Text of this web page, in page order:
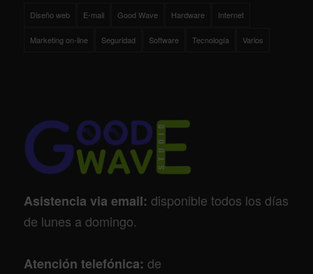
Diseño web E-mail Good Wave Hardware Internet
Marketing on-line Seguridad Software Tecnología Varios
Asistencia via email: disponible todos los días
de lunes a domingo.
Atención telefónica: de